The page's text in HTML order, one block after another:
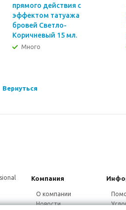
прямого действия с
эффектом татуажа
бровей Светло-
Коричневый 15 мл.
Много
Вернуться
Компания
О компании
Новости